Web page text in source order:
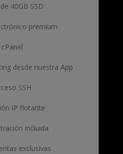
40GB SSD
premium
cPanel
desde nuestra App
SSH
IP flotante
incluida
exclusivas